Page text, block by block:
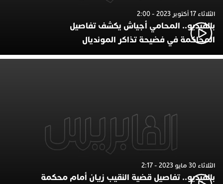
الثلاثاء 17 أكتوبر 2023 - 2:00
بالفيديو.. المحامي أجياش يكشف تفاصيل
المحاكمة في فضيحة تذاكر المونديال
الثلاثاء 30 مايو 2023 - 2:17
بالفيديو.. تفاصيل قضية النقيب زيان أمام محكمة